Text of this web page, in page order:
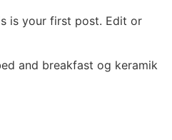
is your first post. Edit or